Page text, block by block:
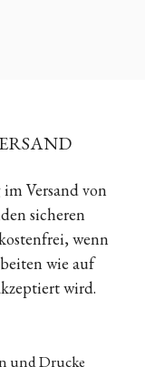
Versand von
sicheren
wenn
wie auf
wird.
und Drucke